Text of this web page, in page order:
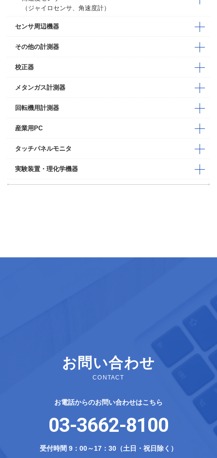
（ジャイロセンサ、角速度計）
センサ周辺機器
その他の計測器
校正器
メタンガス計測器
回転機用計測器
産業用PC
タッチパネルモニタ
実験装置・理化学機器
お問い合わせ
CONTACT
お電話からのお問い合わせはこちら
03-3662-8100
受付時間 9：00～17：30（土日・祝日除く）